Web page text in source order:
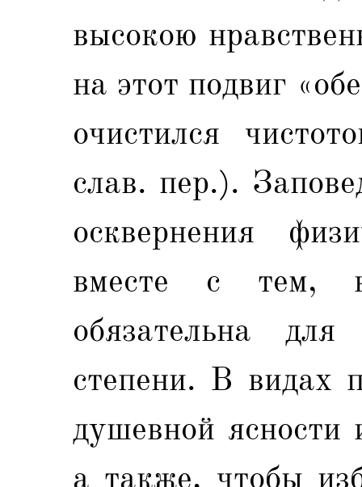
высокою
на этот подвиг
очистился
слав. пер.).
осквернения
вместе с тем,
обязательна
степени. В видах
душевной ясности
а также, чтобы